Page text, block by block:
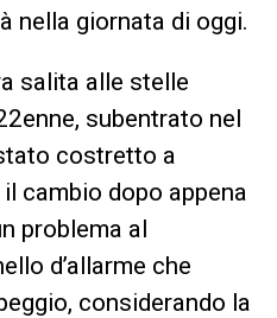
nella giornata di oggi.
salita alle stelle
subentrato nel
costretto a
cambio dopo appena
problema al
d’allarme che
considerando la